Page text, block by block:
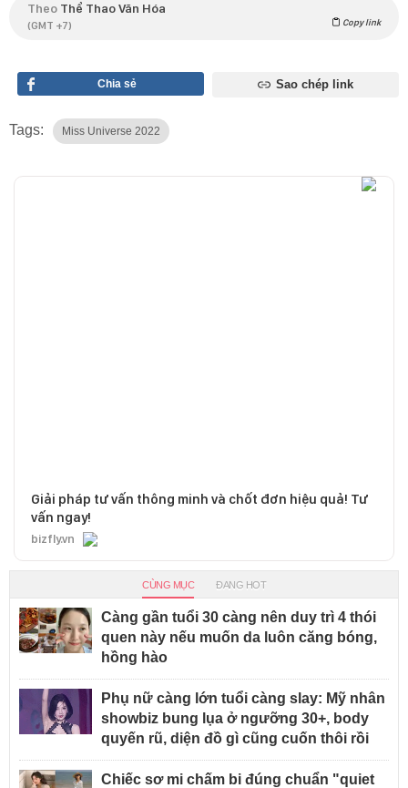
Theo Thể Thao Văn Hóa
(GMT +7) Copy link
Chia sẻ Sao chép link
Tags: Miss Universe 2022
Giải pháp tư vấn thông minh và chốt đơn hiệu quả! Tư
vấn ngay!
bizfly.vn
CÙNG MỤC ĐANG HOT
Càng gần tuổi 30 càng nên duy trì 4 thói
quen này nếu muốn da luôn căng bóng,
hồng hào
Phụ nữ càng lớn tuổi càng slay: Mỹ nhân
showbiz bung lụa ở ngưỡng 30+, body
quyến rũ, diện đồ gì cũng cuốn thôi rồi
Chiếc sơ mi chấm bi đúng chuẩn "quiet